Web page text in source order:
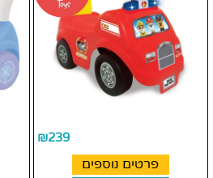
₪239
פרטים נוספים